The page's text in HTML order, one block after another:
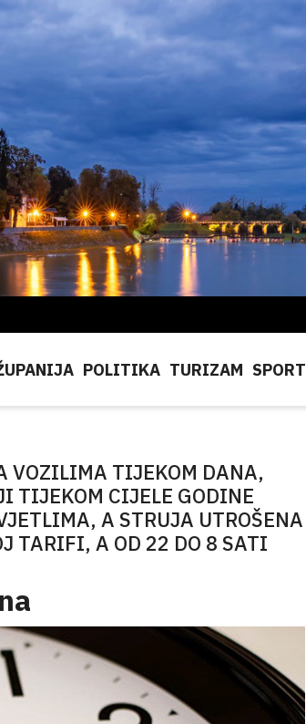
POLITIKA TURIZAM SPORT
VOZILIMA TIJEKOM DANA,
TIJEKOM CIJELE GODINE
A STRUJA UTROŠENA
TARIFI, A OD 22 DO 8 SATI